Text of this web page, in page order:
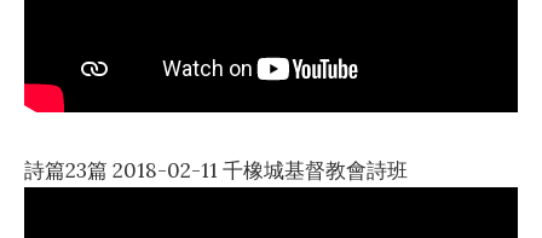
詩篇23篇 2018-02-11 千橡城基督教會詩班